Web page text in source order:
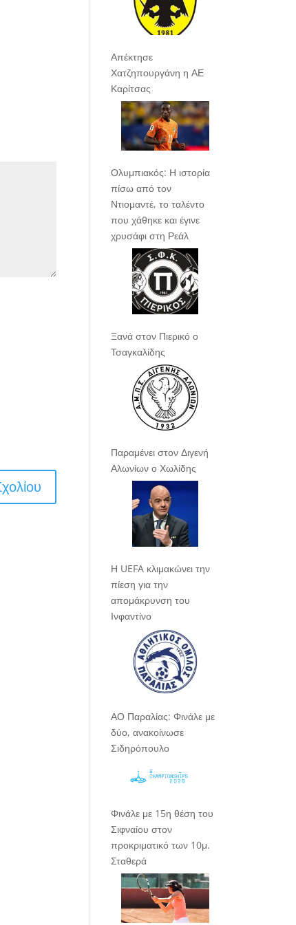
Απέκτησε
Χατζηπουργάνη η ΑΕ
Καρίτσας
Ολυμπιακός: Η ιστορία
πίσω από τον
Ντιομαντέ, το ταλέντο
που χάθηκε και έγινε
χρυσάφι στη Ρεάλ
Ξανά στον Πιερικό ο
Τσαγκαλίδης
Παραμένει στον Διγενή
Αλωνίων ο Χωλίδης
Η UEFA κλιμακώνει την
πίεση για την
απομάκρυνση του
Ινφαντίνο
ΑΟ Παραλίας: Φινάλε με
δύο, ανακοίνωσε
Σιδηρόπουλο
Φινάλε με 15η θέση του
Σιφναίου στον
προκριματικό των 10μ.
Σταθερά